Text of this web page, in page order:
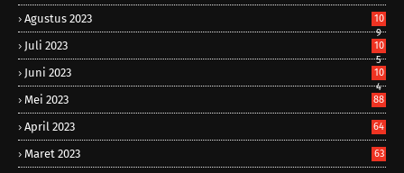
Agustus 2023
10
9
Juli 2023
10
5
Juni 2023
10
4
Mei 2023 88
April 2023 64
Maret 2023 63